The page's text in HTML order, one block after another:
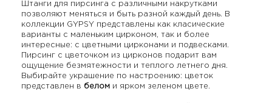
Штанги для пирсинга с различными накрутками
позволяют меняться и быть разной каждый день. В
коллекции GYPSY представлены как класические
варианты с маленьким цирконом, так и более
интересные: с цветными цирконами и подвесками.
Пирсинг с цветочком из цирконов подарит вам
ощущение безмятежности и теплого летнего дня.
Выбирайте украшение по настроению: цветок
представлен в белом и ярком зеленом цвете.